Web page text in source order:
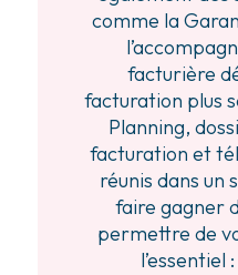
comme la
facturière
facturation plus
Planning,
facturation et
réunis dans un
faire gagner
permettre de
l’essentiel